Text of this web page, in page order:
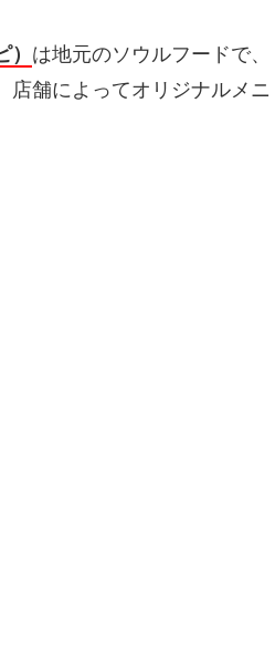
は地元のソウルフードで、
店舗によってオリジナルメニ